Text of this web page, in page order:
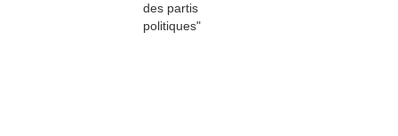
des partis
politiques"